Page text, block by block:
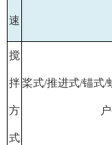
速
搅
拌
方
式
桨式/推进式/锚式/